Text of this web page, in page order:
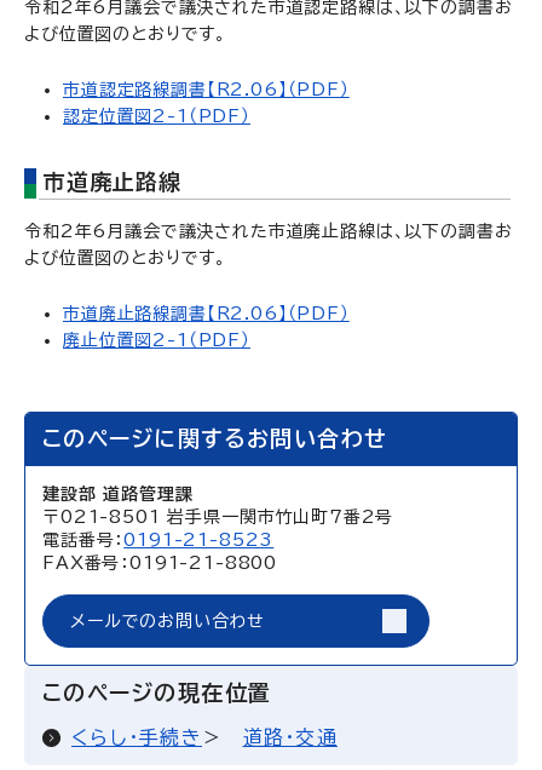
令和2年6月議会で議決された市道認定路線は、以下の調書お
よび位置図のとおりです。
市道認定路線調書【R2.06】（PDF）
認定位置図2-1（PDF）
市道廃止路線
令和2年6月議会で議決された市道廃止路線は、以下の調書お
よび位置図のとおりです。
市道廃止路線調書【R2.06】（PDF）
廃止位置図2-1（PDF）
このページに関するお問い合わせ
建設部 道路管理課
〒021-8501 岩手県一関市竹山町7番2号
電話番号：0191-21-8523
FAX番号：0191-21-8800
メールでのお問い合わせ
このページの現在位置
くらし・手続き 道路・交通